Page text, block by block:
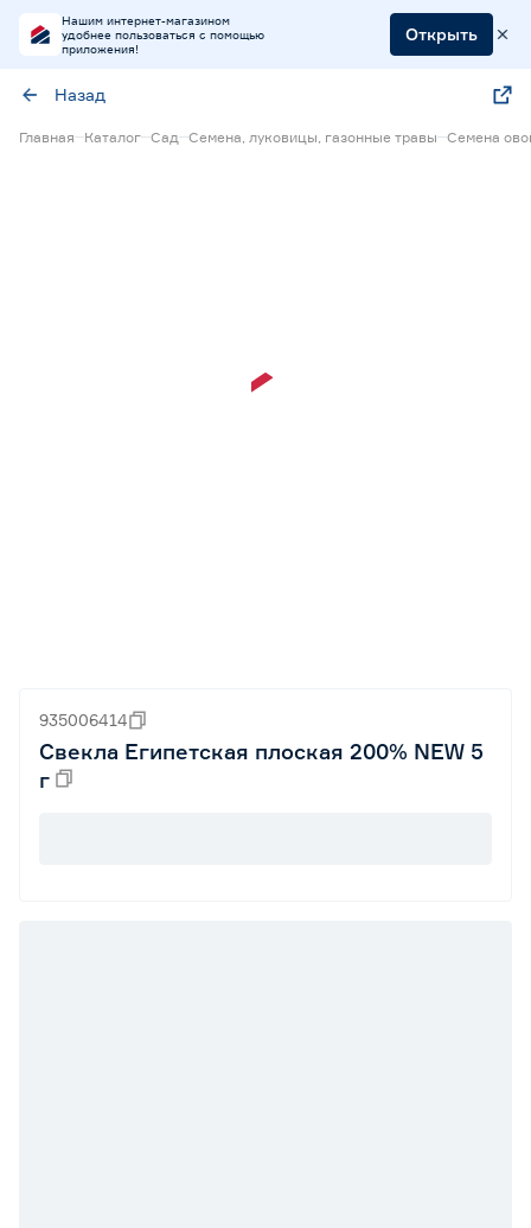
Нашим интернет-магазином
удобнее пользоваться с помощью
приложения!
Открыть
Назад
Главная Каталог Сад Семена, луковицы, газонные травы Семена
935006414
Свекла Египетская плоская 200% NEW 5
г